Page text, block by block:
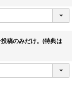
須
稿のみだけ。(特典は